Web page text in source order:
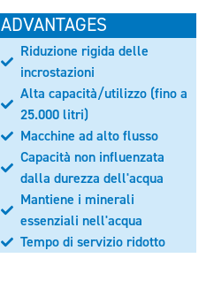
ADVANTAGES
Riduzione rigida delle
incrostazioni
Alta capacità/utilizzo (fino a
25.000 litri)
Macchine ad alto flusso
Capacità non influenzata
dalla durezza dell'acqua
Mantiene i minerali
essenziali nell'acqua
Tempo di servizio ridotto